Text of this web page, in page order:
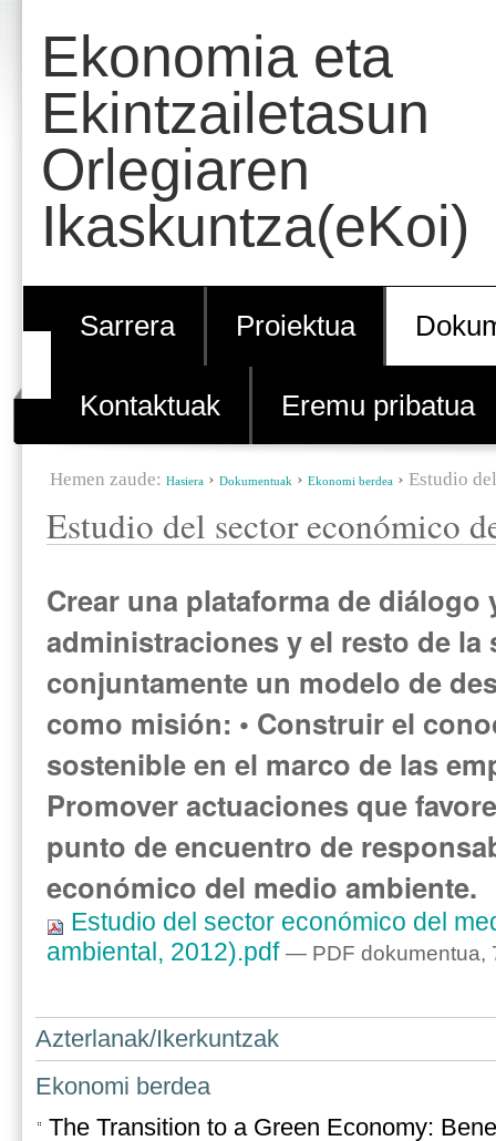
salto
egin
Salto
egin
nabigazioara
pertsonalak
Ekonomia eta
Ekintzailetasun
Orlegiaren
Ikaskuntza(eKoi)
Sarrera Proiektua
Kontaktuak Eremu pribatua
Hemen zaude: Hasiera › Dokumentuak › Ekonomi berdea › Estudio
Estudio del sector económico
Crear una plataforma de
administraciones y el resto de
conjuntamente un modelo de
como misión: • Construir el
sostenible en el marco de las
Promover actuaciones que
punto de encuentro de
económico del medio ambiente.
Estudio del sector económico del
ambiental, 2012).pdf — PDF dokumentua,
Azterlanak/Ikerkuntzak
Ekonomi berdea
The Transition to a Green Economy: